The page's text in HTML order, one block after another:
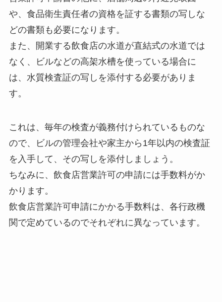
や、食品衛生責任者の資格を証する書類の写しな
どの書類も必要になります。
また、開業する飲食店の水道が直結式の水道では
なく、ビルなどの高架水槽を使っている場合に
は、水質検査証の写しを添付する必要がありま
す。
これは、毎年の検査が義務付けられているものな
ので、ビルの管理会社や家主から1年以内の検査証
を入手して、その写しを添付しましょう。
ちなみに、飲食店営業許可の申請には手数料がか
かります。
飲食店営業許可申請にかかる手数料は、各行政機
関で定めているのでそれぞれに異なっています。